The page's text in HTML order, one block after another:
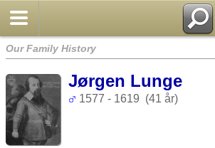
Our Family History
Jørgen Lunge
1577 - 1619 (41 år)